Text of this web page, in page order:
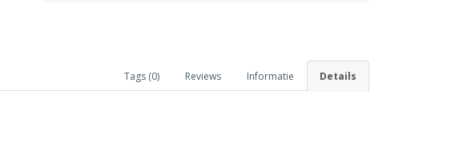
Details
Informatie
Reviews
Tags (0)